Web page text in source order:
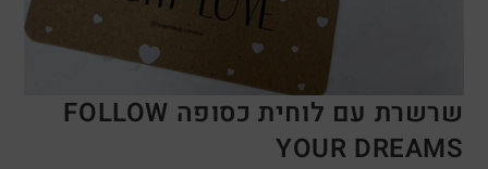
שרשרת עם לוחית כסופה FOLLOW
YOUR DREAMS